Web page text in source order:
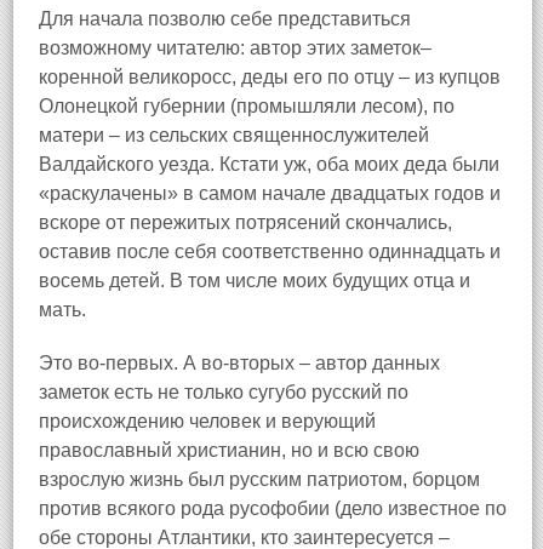
Для начала позволю себе представиться
возможному читателю: автор этих заметок–
коренной великоросс, деды его по отцу – из купцов
Олонецкой губернии (промышляли лесом), по
матери – из сельских священнослужителей
Валдайского уезда. Кстати уж, оба моих деда были
«раскулачены» в самом начале двадцатых годов и
вскоре от пережитых потрясений скончались,
оставив после себя соответственно одиннадцать и
восемь детей. В том числе моих будущих отца и
мать.
Это во‑первых. А во‑вторых – автор данных
заметок есть не только сугубо русский по
происхождению человек и верующий
православный христианин, но и всю свою
взрослую жизнь был русским патриотом, борцом
против всякого рода русофобии (дело известное по
обе стороны Атлантики, кто заинтересуется –